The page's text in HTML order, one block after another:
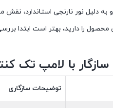
دلیل نور نارنجی استاندارد، نقش
را دارید، بهتر است ابتدا
با لامپ تک
توضیحات سازگاری